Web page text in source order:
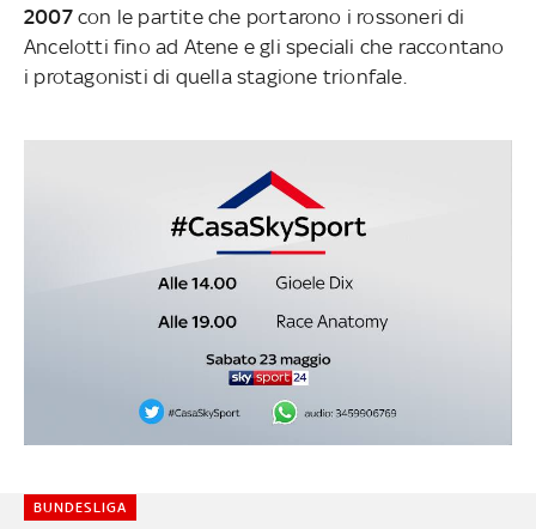
2007con le partite che portarono i rossoneri di
Ancelotti fino ad Atene e gli speciali che raccontano
i protagonisti di quella stagione trionfale.
BUNDESLIGA